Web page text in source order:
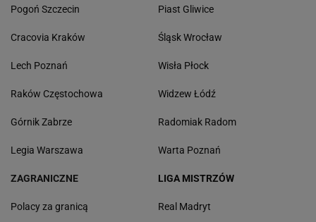
Pogoń Szczecin
Cracovia Kraków
Lech Poznań
Raków Częstochowa
Górnik Zabrze
Legia Warszawa
Piast Gliwice
Śląsk Wrocław
Wisła Płock
Widzew Łódź
Radomiak Radom
Warta Poznań
ZAGRANICZNE
Polacy za granicą
LIGA MISTRZÓW
Real Madryt